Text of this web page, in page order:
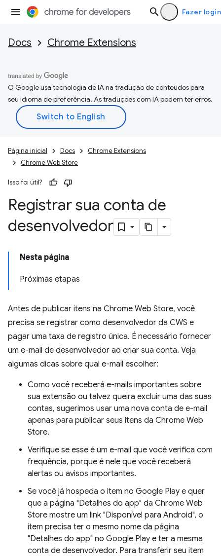
Fazer login
Docs Chrome Extensions
O Google usa tecnologia de IA na tradução de conteúdos para
seu idioma de preferência. As traduções com IA podem ter erros.
Página inicial Docs
Chrome Extensions
Chrome Web Store
Isso foi útil?
Registrar sua conta de
desenvolvedor
Nesta página
Próximas etapas
Antes de publicar itens na Chrome Web Store, você
precisa se registrar como desenvolvedor da CWS e
pagar uma taxa de registro única. É necessário fornecer
um e-mail de desenvolvedor ao criar sua conta. Veja
algumas dicas sobre qual e-mail escolher:
Como você receberá e-mails importantes sobre
sua extensão ou talvez queira excluir uma das suas
contas, sugerimos usar uma nova conta de e-mail
apenas para publicar seus itens da Chrome Web
Store.
Verifique se esse é um e-mail que você verifica com
frequência, porque é nele que você receberá
alertas ou avisos importantes.
Se você já hospeda o item no Google Play e quer
que a página "Detalhes do app" da Chrome Web
Store mostre um link "Disponível para Android", o
item precisa ter o mesmo nome da página
"Detalhes do app" no Google Play e ter a mesma
conta de desenvolvedor. Para transferir seu item